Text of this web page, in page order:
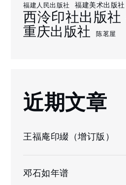
福建人民出版社
福建美术出版社
西泠印社出版社
重庆出版社 陈茗屋
近期文章
王福庵印綴（增订版）
邓石如年谱